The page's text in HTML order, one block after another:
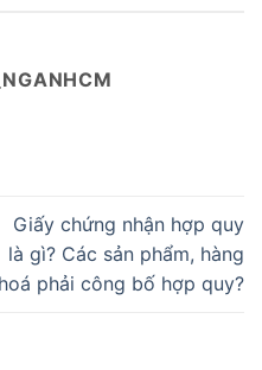
Giấy chứng nhận hợp quy
là gì? Các sản phẩm, hàng
hoá phải công bố hợp quy?